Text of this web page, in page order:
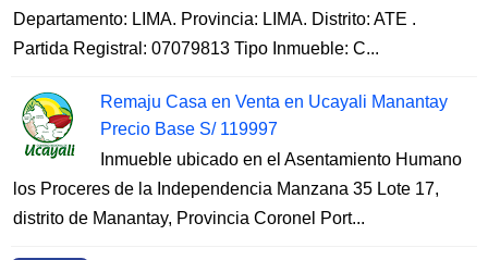
Departamento: LIMA. Provincia: LIMA. Distrito: ATE .
Partida Registral: 07079813 Tipo Inmueble: C...
Remaju Casa en Venta en Ucayali Manantay
Precio Base S/ 119997
Inmueble ubicado en el Asentamiento Humano
los Proceres de la Independencia Manzana 35 Lote 17,
distrito de Manantay, Provincia Coronel Port...